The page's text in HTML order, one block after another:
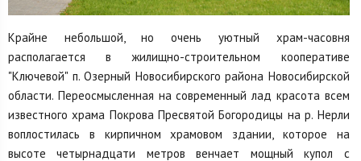
Крайне небольшой, но очень уютный храм-часовня
располагается в жилищно-строительном кооперативе
"Ключевой" п. Озерный Новосибирского района Новосибирской
области. Переосмысленная на современный лад красота всем
известного храма Покрова Пресвятой Богородицы на р. Нерли
воплостилась в кирпичном храмовом здании, которое на
высоте четырнадцати метров венчает мощный купол с